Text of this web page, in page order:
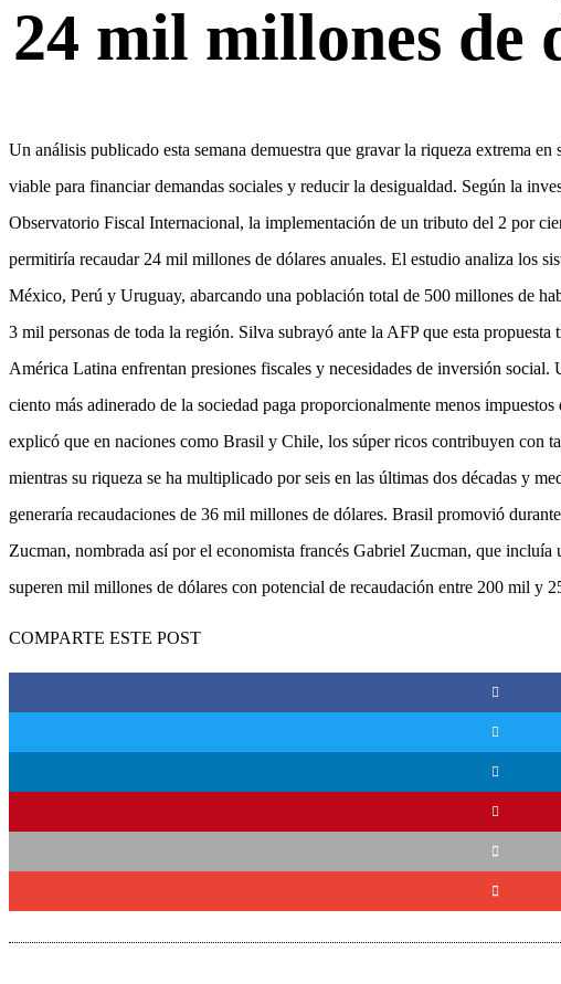
24 mil millones de
Un análisis publicado esta semana demuestra que gravar la riqueza extrema
viable para financiar demandas sociales y reducir la desigualdad. Según la
Observatorio Fiscal Internacional, la implementación de un tributo del 2 por
permitiría recaudar 24 mil millones de dólares anuales. El estudio analiza los
México, Perú y Uruguay, abarcando una población total de 500 millones de
3 mil personas de toda la región. Silva subrayó ante la AFP que esta
América Latina enfrentan presiones fiscales y necesidades de inversión
ciento más adinerado de la sociedad paga proporcionalmente menos
explicó que en naciones como Brasil y Chile, los súper ricos contribuyen con
mientras su riqueza se ha multiplicado por seis en las últimas dos décadas y
generaría recaudaciones de 36 mil millones de dólares. Brasil promovió
Zucman, nombrada así por el economista francés Gabriel Zucman, que
superen mil millones de dólares con potencial de recaudación entre 200 mil y
COMPARTE ESTE POST